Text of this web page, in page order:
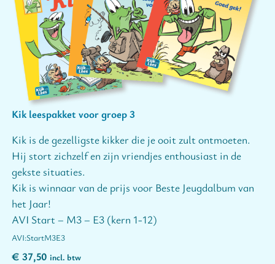
Kik leespakket voor groep 3
Kik is de gezelligste kikker die je ooit zult ontmoeten.
Hij stort zichzelf en zijn vriendjes enthousiast in de
gekste situaties.
Kik is winnaar van de prijs voor Beste Jeugdalbum van
het Jaar!
AVI Start – M3 – E3 (kern 1-12)
StartM3E3
€ 37,50 incl. btw